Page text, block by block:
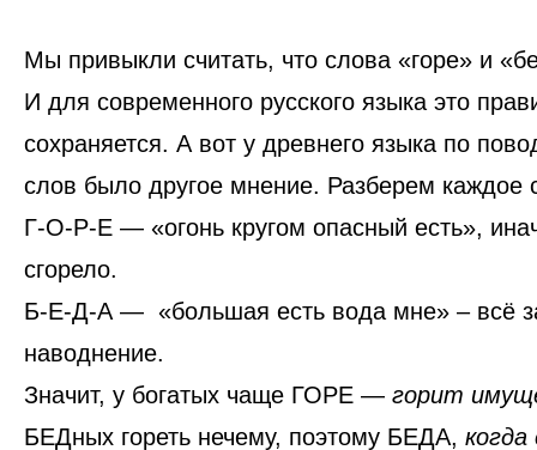
Мы привыкли считать, что слова «горе» и
И для современного русского языка это
сохраняется. А вот у древнего языка по
слов было другое мнение. Разберем каждое
Г-О-Р-Е — «огонь кругом опасный есть»,
сгорело.
Б-Е-Д-А — «большая есть вода мне» – всё
наводнение.
Значит, у богатых чаще ГОРЕ — горит
БЕДных гореть нечему, поэтому БЕДА,